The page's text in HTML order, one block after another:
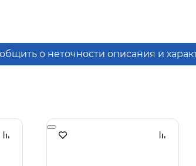
о неточности описания и